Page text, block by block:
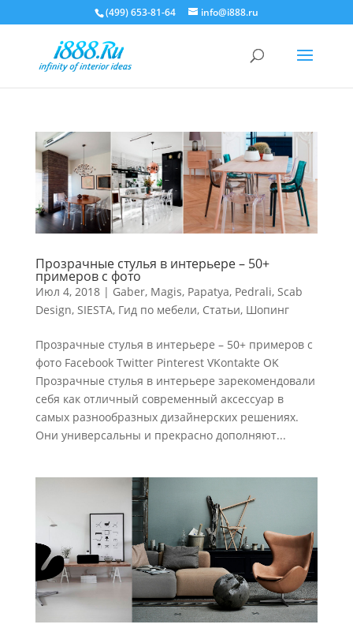
(499) 653-81-64 info@i888.ru
Прозрачные стулья в интерьере – 50+
примеров с фото
Июл 4, 2018| Gaber, Magis, Papatya, Pedrali, Scab
Design, SIESTA, Гид по мебели, Статьи, Шопинг
Прозрачные стулья в интерьере – 50+ примеров с
фото Facebook Twitter Pinterest VKontakte OK
Прозрачные стулья в интерьере зарекомендовали
себя как отличный современный аксессуар в
самых разнообразных дизайнерских решениях.
Они универсальны и прекрасно дополняют...